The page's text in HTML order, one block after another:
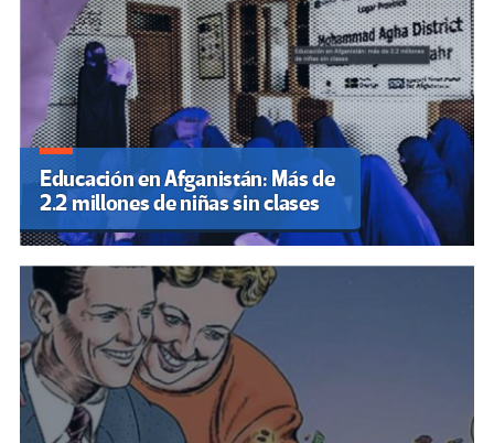
Educación en Afganistán: Más de
2.2 millones de niñas sin clases